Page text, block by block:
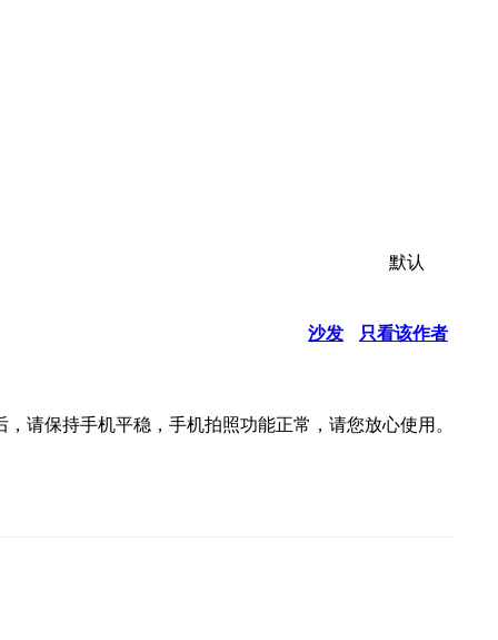
默认
沙发 只看该作者
请保持手机平稳，手机拍照功能正常，请您放心使用。